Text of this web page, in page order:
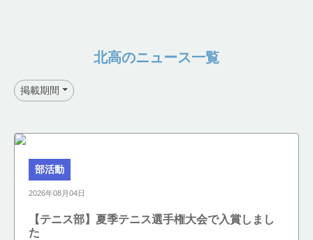
北高のニュース一覧
掲載期間
部活動
2026年08月04日
【テニス部】夏季テニス選手権大会で入賞しまし
た